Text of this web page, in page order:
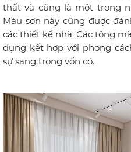
thất và cũng là một trong
Màu sơn này cũng được
các thiết kế nhà. Các tông
dụng kết hợp với phong
sự sang trọng vốn có.